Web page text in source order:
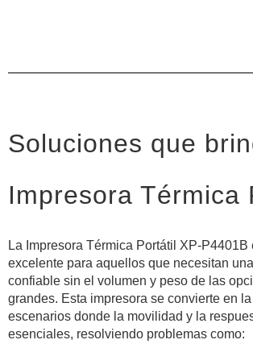
Soluciones que
Impresora Térmica
La Impresora Térmica Portátil XP-P4401B
excelente para aquellos que necesitan
confiable sin el volumen y peso de las
grandes. Esta impresora se convierte en
escenarios donde la movilidad y la
esenciales, resolviendo problemas como: